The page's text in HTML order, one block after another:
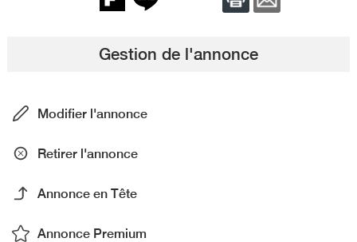
Gestion de l'annonce
Modifier l'annonce
Retirer l'annonce
Annonce en Tête
Annonce Premium